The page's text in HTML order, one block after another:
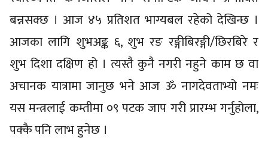
बन्नसक्छ । आज ४५ प्रतिशत भाग्यबल रहेको देखिन्छ ।
आजका लागि शुभअङ्क ६, शुभ रङ रङ्गीबिरङ्गी/छिरबिरे र
शुभ दिशा दक्षिण हो । त्यस्तै कुनै नगरी नहुने काम छ वा
अचानक यात्रामा जानुछ भने आज ॐ नागदेवताभ्यो नमः
यस मन्त्रलाई कम्तीमा ०९ पटक जाप गरी प्रारम्भ गर्नुहोला,
पक्कै पनि लाभ हुनेछ ।